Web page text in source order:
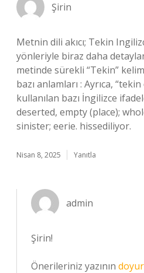
Şirin
Metnin dili akıcı; Tekin
yönleriyle biraz daha
metinde sürekli “Tekin”
bazı anlamları : Ayrıca,
kullanılan bazı İngilizce
deserted, empty (place);
sinister; eerie. hissediliyor.
Nisan 8, 2025 Yanıtla
admin
Şirin!
Önerileriniz yazının